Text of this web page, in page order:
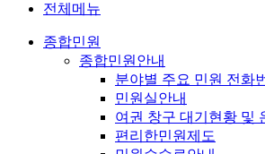
전체메뉴
종합민원
종합민원안내
분야별 주요 민원 전화
민원실안내
여권 창구 대기현황 및
편리한민원제도